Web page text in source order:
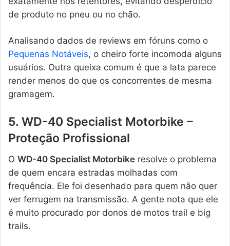
de produto no pneu ou no chão.
Analisando dados de reviews em fóruns como o
Pequenas Notáveis, o cheiro forte incomoda alguns
usuários. Outra queixa comum é que a lata parece
render menos do que os concorrentes de mesma
gramagem.
5. WD-40 Specialist Motorbike –
Proteção Profissional
O WD-40 Specialist Motorbike resolve o problema
de quem encara estradas molhadas com
frequência. Ele foi desenhado para quem não quer
ver ferrugem na transmissão. A gente nota que ele
é muito procurado por donos de motos trail e big
trails.